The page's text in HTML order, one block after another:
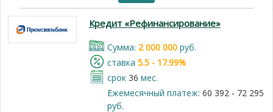
Кредит «Рефинансирование»
Cумма: 2 000 000руб.
cтавка 5.5 - 17.99%
срок 36 мес.
Ежемесячный платеж: 60 392 - 72 295
руб.